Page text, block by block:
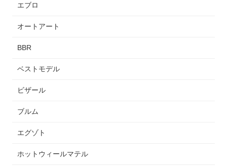
エブロ
オートアート
BBR
ベストモデル
ビザール
ブルム
エグゾト
ホットウィールマテル